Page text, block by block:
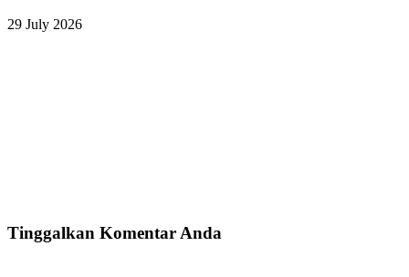
29 July 2026
Tinggalkan Komentar Anda